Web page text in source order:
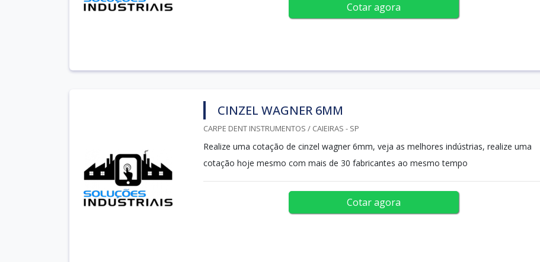
Cotar agora
CINZEL WAGNER 6MM
CARPE DENT INSTRUMENTOS / CAIEIRAS - SP
Realize uma cotação de cinzel wagner 6mm, veja as melhores indústrias, realize uma
cotação hoje mesmo com mais de 30 fabricantes ao mesmo tempo
Cotar agora